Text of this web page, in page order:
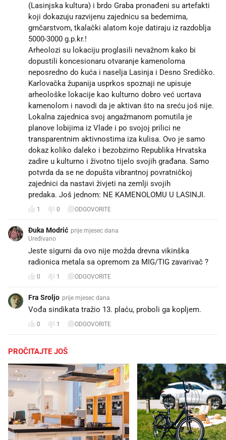
(Lasinjska kultura) i brdo Graba pronađeni su artefakti
koji dokazuju razvijenu zajednicu sa bedemima,
grnčarstvom, tkalački alatom koje datiraju iz razdoblja
5000-3000 g.p.kr.!
Arheolozi su lokaciju proglasili nevažnom kako bi
dopustili koncesionaru otvaranje kamenoloma
neposredno do kuća i naselja Lasinja i Desno Sredičko.
Karlovačka županija usprkos spoznaji ne upisuje
arheološke lokacije kao kulturno dobro već ucrtava
kamenolom i navodi da je aktivan što na sreću još nije.
Lokalna zajednica svoj angažmanom pomutila je
planove lobijima iz Vlade i po svojoj prilici ne
transparentnim aktivnostima iza kulisa. Ovo je samo
dokaz koliko daleko i bezobzirno Republika Hrvatska
zadire u kulturno i životno tijelo svojih građana. Samo
potvrda da se ne dopušta vibrantnoj povratničkoj
zajednici da nastavi živjeti na zemlji svojih
predaka. Još jednom: NE KAMENOLOMU U LASINJI.
1 0 ODGOVORITE
Đuka Modrić prije mjesec dana
Uređivano
Jeste sigurni da ovo nije možda drevna vikinška
radionica metala sa opremom za MIG/TIG zavarivač ?
0 1 ODGOVORITE
Fra Sroljo prije mjesec dana
Vođa sindikata tražio 13. plaću, proboli ga kopljem.
0 1 ODGOVORITE
PROČITAJTE JOŠ